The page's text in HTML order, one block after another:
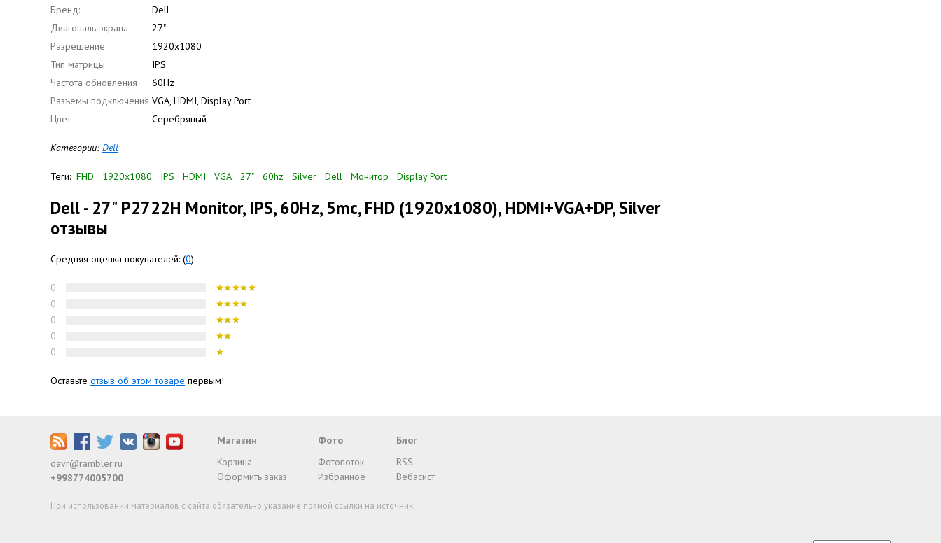
Бренд:
Dell
Диагональ экрана
27"
Разрешение
1920x1080
Тип матрицы
IPS
Частота обновления
60Hz
Разъемы подключения VGA, HDMI, Display Port
Цвет
Серебряный
Категории: Dell
Теги: FHD 1920x1080 IPS HDMI VGA 27" 60hz Silver Dell Монитор Display Port
Dell - 27" P2722H Monitor, IPS, 60Hz, 5mc, FHD (1920x1080), HDMI+VGA+DP, Silver
отзывы
Средняя оценка покупателей: (0)
0
0
0
0
0
Оставьте отзыв об этом товаре первым!
davr@rambler.ru
+998774005700
Магазин
Корзина
Оформить заказ
Фото
Фотопоток
Избранное
Блог
RSS
Вебасист
При использовании материалов с сайта обязательно указание прямой ссылки на источник.